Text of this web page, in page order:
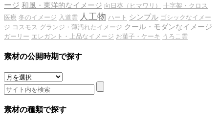
ージ 和風・東洋的なイメージ 向日葵（ヒマワリ）
十字架・クロス
医療 冬のイメージ 入道雲 人工物 ハート シンプル ゴシックなイメー
ジ コスモス グランジ・薄汚れたイメージ クール・モダンなイメージ
ガーリー エレガント・上品なイメージ お菓子・ケーキ うろこ雲
素材の公開時期で探す
素
材
の
公
素材の種類で探す